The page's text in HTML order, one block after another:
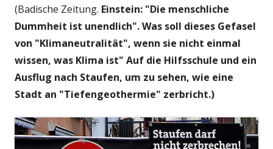
(Badische Zeitung. Einstein: "Die menschliche
Dummheit ist unendlich". Was soll dieses Gefasel
von "Klimaneutralität", wenn sie nicht einmal
wissen, was Klima ist" Auf die Hilfsschule und ein
Ausflug nach Staufen, um zu sehen, wie eine
Stadt an "Tiefengeothermie" zerbricht.)